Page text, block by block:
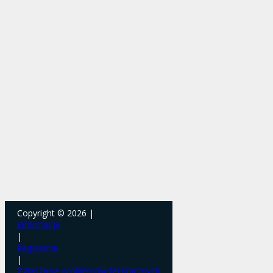
Copyright © 2026 |
Informacje
|
Regulamin
|